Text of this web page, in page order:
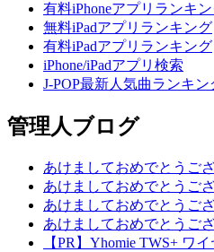
有料iPhoneアプリランキ
無料iPadアプリランキング
有料iPadアプリランキング
iPhone/iPadアプリ検索
J-POP最新人気曲ランキン
管理人ブログ
あけましておめでとうご
あけましておめでとうご
あけましておめでとうご
あけましておめでとうご
【PR】Yhomie TWS+ ワ